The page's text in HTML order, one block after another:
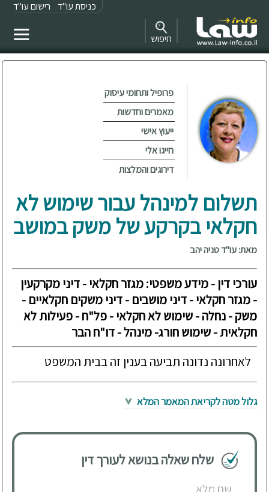
כניסת עו"ד רישום עו"ד
חיפוש
פרופיל ותחומי עיסוק
מאמרים וחדשות
ייעוץ אישי
חייגו אלי
דירוגים והמלצות
תשלום למינהל עבור שימוש לא
חקלאי בקרקע של משק במושב
מאת: עו"ד טניה יהב
עורכי דין - מידע משפטי: מגזר חקלאי - דיני מקרקעין
- מגזר חקלאי - דיני מושבים - דיני משקים חקלאיים -
משק - נחלה - שימוש לא חקלאי - פל"ח - פעילות לא
חקלאית - שימוש חורג- מינהל - דו"ח הבר
לאחרונה נדונה תביעה בענין זה בבית המשפט
גלול מטה לקריאת המאמר המלא
שלח שאלה בנושא לעורך דין